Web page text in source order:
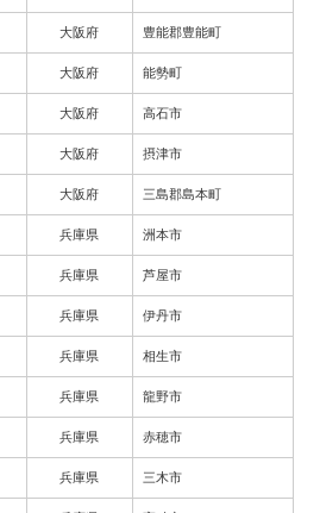
大阪府 豊能郡豊能町
大阪府 能勢町
大阪府 高石市
大阪府 摂津市
大阪府 三島郡島本町
兵庫県 洲本市
兵庫県 芦屋市
兵庫県 伊丹市
兵庫県 相生市
兵庫県 龍野市
兵庫県 赤穂市
兵庫県 三木市